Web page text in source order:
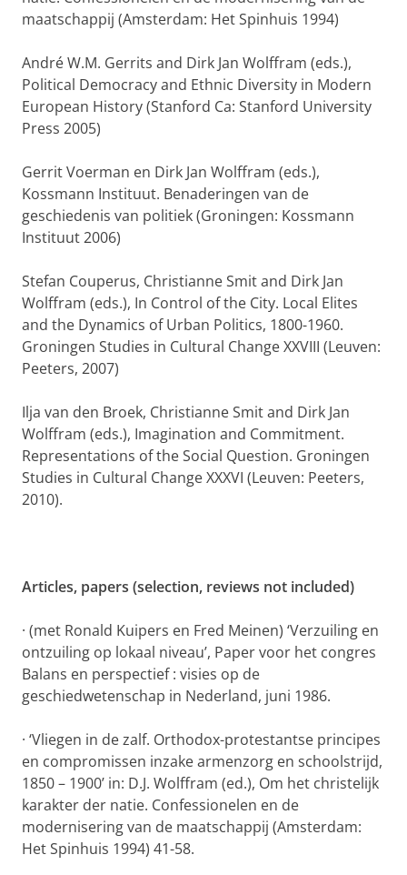
maatschappij (Amsterdam: Het Spinhuis 1994)
André W.M. Gerrits and Dirk Jan Wolffram (eds.),
Political Democracy and Ethnic Diversity in Modern
European History (Stanford Ca: Stanford University
Press 2005)
Gerrit Voerman en Dirk Jan Wolffram (eds.),
Kossmann Instituut. Benaderingen van de
geschiedenis van politiek (Groningen: Kossmann
Instituut 2006)
Stefan Couperus, Christianne Smit and Dirk Jan
Wolffram (eds.), In Control of the City. Local Elites
and the Dynamics of Urban Politics, 1800-1960.
Groningen Studies in Cultural Change XXVIII (Leuven:
Peeters, 2007)
Ilja van den Broek, Christianne Smit and Dirk Jan
Wolffram (eds.), Imagination and Commitment.
Representations of the Social Question. Groningen
Studies in Cultural Change XXXVI (Leuven: Peeters,
2010).
Articles, papers (selection, reviews not included)
· (met Ronald Kuipers en Fred Meinen) ‘Verzuiling en
ontzuiling op lokaal niveau’, Paper voor het congres
Balans en perspectief : visies op de
geschiedwetenschap in Nederland, juni 1986.
· ‘Vliegen in de zalf. Orthodox-protestantse principes
en compromissen inzake armenzorg en schoolstrijd,
1850 – 1900’ in: D.J. Wolffram (ed.), Om het christelijk
karakter der natie. Confessionelen en de
modernisering van de maatschappij (Amsterdam:
Het Spinhuis 1994) 41-58.